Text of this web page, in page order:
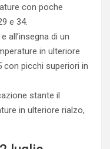
con poche
e 34.
all’insegna di un
in ulteriore
con picchi superiori in
stante il
in ulteriore rialzo,